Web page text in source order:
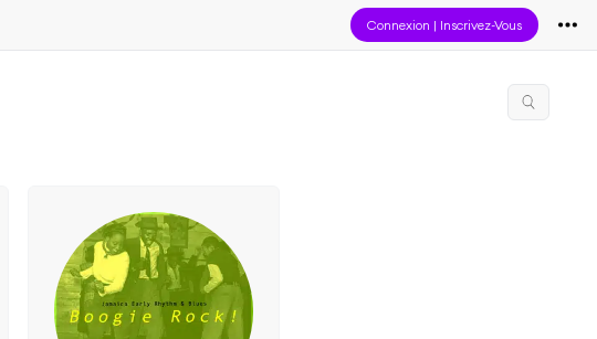
Connexion | Inscrivez-Vous